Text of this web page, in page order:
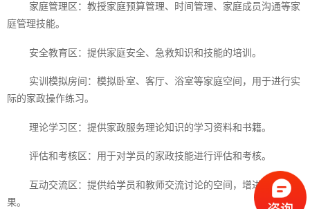
家庭管理区：教授家庭预算管理、时间管理、家庭成员沟通等家
庭管理技能。
安全教育区：提供家庭安全、急救知识和技能的培训。
实训模拟房间：模拟卧室、客厅、浴室等家庭空间，用于进行实
际的家政操作练习。
理论学习区：提供家政服务理论知识的学习资料和书籍。
评估和考核区：用于对学员的家政技能进行评估和考核。
互动交流区：提供给学员和教师交流讨论的空间，增进学习效
果。